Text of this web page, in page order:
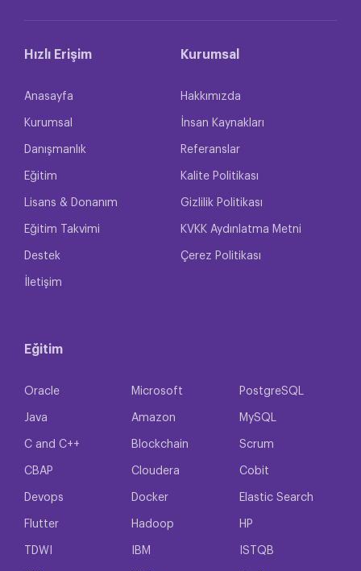
Hızlı Erişim
Anasayfa
Kurumsal
Danışmanlık
Eğitim
Lisans & Donanım
Eğitim Takvimi
Destek
İletişim
Kurumsal
Hakkımızda
İnsan Kaynakları
Referanslar
Kalite Politikası
Gizlilik Politikası
KVKK Aydınlatma Metni
Çerez Politikası
Eğitim
Oracle Microsoft PostgreSQL
Java Amazon MySQL
C and C++ Blockchain Scrum
CBAP Cloudera Cobit
Devops Docker Elastic Search
Flutter Hadoop HP
TDWI IBM ISTQB